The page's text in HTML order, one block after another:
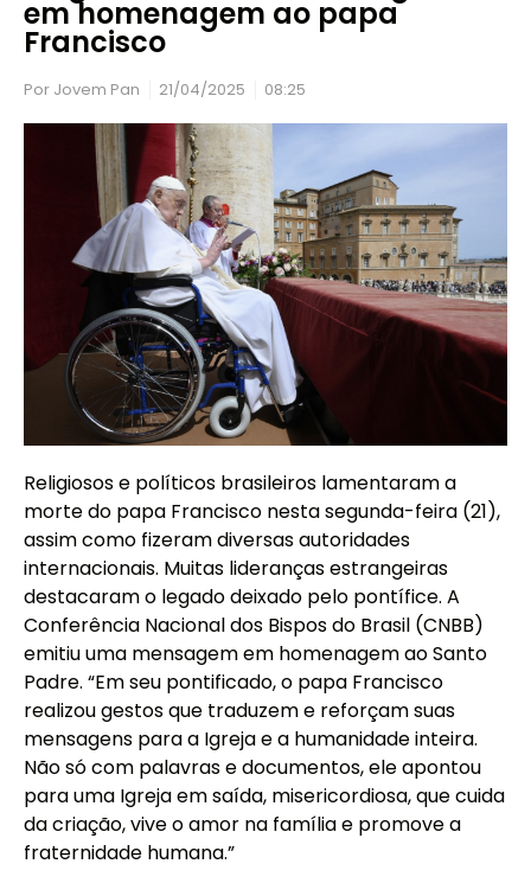
em homenagem ao papa
Francisco
Por Jovem Pan 21/04/2025 08:25
Religiosos e políticos brasileiros lamentaram a
morte do papa Francisco nesta segunda-feira (21),
assim como fizeram diversas autoridades
internacionais. Muitas lideranças estrangeiras
destacaram o legado deixado pelo pontífice. A
Conferência Nacional dos Bispos do Brasil (CNBB)
emitiu uma mensagem em homenagem ao Santo
Padre. “Em seu pontificado, o papa Francisco
realizou gestos que traduzem e reforçam suas
mensagens para a Igreja e a humanidade inteira.
Não só com palavras e documentos, ele apontou
para uma Igreja em saída, misericordiosa, que cuida
da criação, vive o amor na família e promove a
fraternidade humana.”